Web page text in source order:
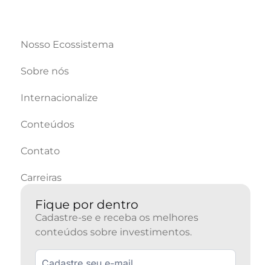
Nosso Ecossistema
Sobre nós
Internacionalize
Conteúdos
Contato
Carreiras
Fique por dentro
Cadastre-se e receba os melhores
conteúdos sobre investimentos.